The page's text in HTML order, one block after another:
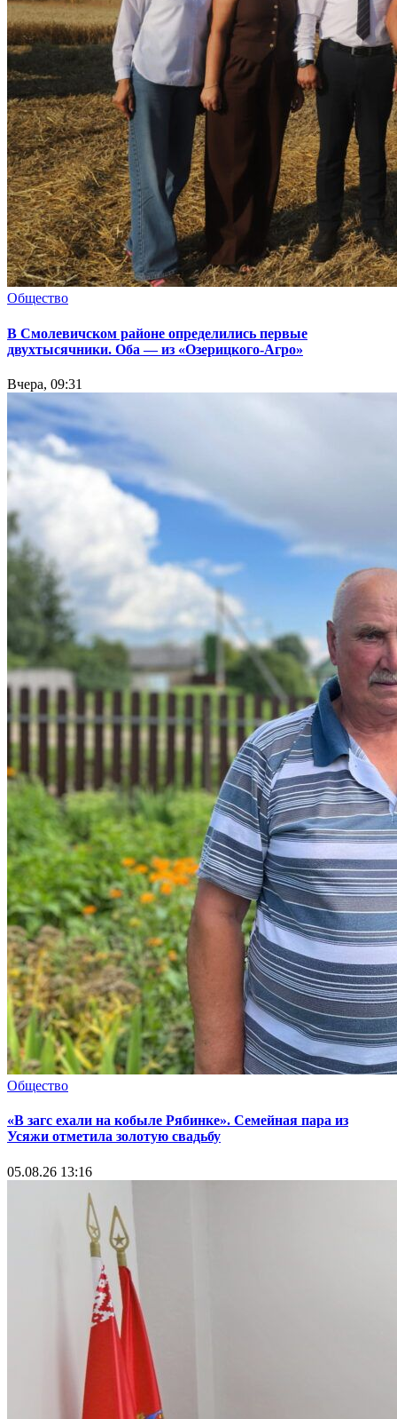
Общество
В Смолевичском районе определились первые
двухтысячники. Оба — из «Озерицкого-Агро»
Вчера, 09:31
Общество
«В загс ехали на кобыле Рябинке». Семейная пара из
Усяжи отметила золотую свадьбу
05.08.26 13:16